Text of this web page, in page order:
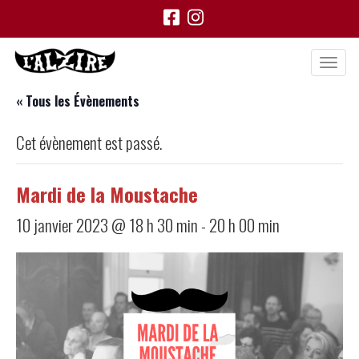
« Tous les Évènements
Cet évènement est passé.
Mardi de la Moustache
10 janvier 2023 @ 18 h 30 min-20 h 00 min